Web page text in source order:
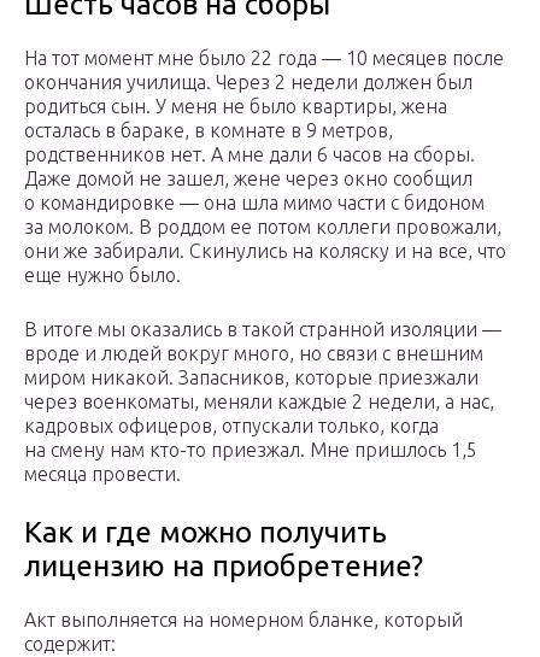
На тот момент мне было 22 года — 10 месяцев после
окончания училища. Через 2 недели должен был
родиться сын. У меня не было квартиры, жена
осталась в бараке, в комнате в 9 метров,
родственников нет. А мне дали 6 часов на сборы.
Даже домой не зашел, жене через окно сообщил
о командировке — она шла мимо части с бидоном
за молоком. В роддом ее потом коллеги провожали,
они же забирали. Скинулись на коляску и на все, что
еще нужно было.
В итоге мы оказались в такой странной изоляции —
вроде и людей вокруг много, но связи с внешним
миром никакой. Запасников, которые приезжали
через военкоматы, меняли каждые 2 недели, а нас,
кадровых офицеров, отпускали только, когда
на смену нам кто-то приезжал. Мне пришлось 1,5
месяца провести.
Как и где можно получить
лицензию на приобретение?
Акт выполняется на номерном бланке, который
содержит: